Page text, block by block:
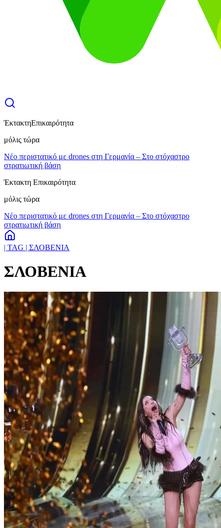
ΈκτακτηΕπικαιρότητα
μόλις τώρα
Νέο περιστατικό με drones στη Γερμανία – Στο στόχαστρο
στρατιωτική βάση
Έκτακτη Επικαιρότητα
μόλις τώρα
Νέο περιστατικό με drones στη Γερμανία – Στο στόχαστρο
στρατιωτική βάση
| TAG | ΣΛΟΒΕΝΙΑ
ΣΛΟΒΕΝΙΑ